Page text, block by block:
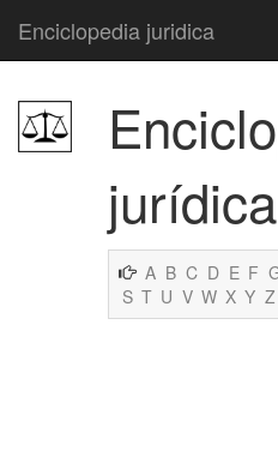
Enciclopedia juridica
jurídica
A B C D E F
S T U V W X Y Z